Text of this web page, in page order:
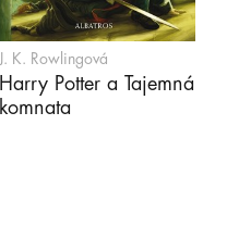
J. K. Rowlingová
Harry Potter a Tajemná
komnata